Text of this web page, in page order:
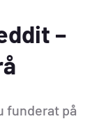
–
funderat på